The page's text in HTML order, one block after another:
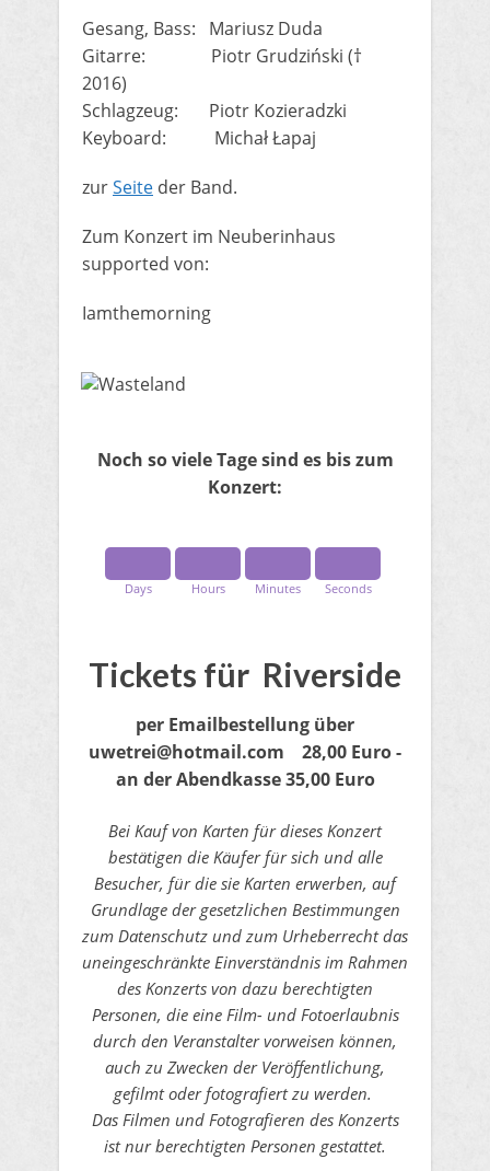
Gesang, Bass: Mariusz Duda
Gitarre: Piotr Grudziński (†
2016)
Schlagzeug: Piotr Kozieradzki
Keyboard: Michał Łapaj
zurSeite der Band.
Zum Konzert im Neuberinhaus
supported von:
Iamthemorning
Noch so viele Tage sind es bis zum
Konzert:
Days Hours Minutes Seconds
Tickets für ​Riverside
per Emailbestellung über
uwetrei@hotmail.com
28,00 Euro -
an der Abendkasse 35,00 Euro
Bei Kauf von Karten für dieses Konzert
bestätigen die Käufer für sich und alle
Besucher, für die sie Karten erwerben, auf
Grundlage der gesetzlichen Bestimmungen
zum Datenschutz und zum Urheberrecht das
uneingeschränkte Einverständnis im Rahmen
des Konzerts von dazu berechtigten
Personen, die eine Film- und Fotoerlaubnis
durch den Veranstalter vorweisen können,
auch zu Zwecken der Veröffentlichung,
gefilmt oder fotografiert zu werden.
Das Filmen und Fotografieren des Konzerts
ist nur berechtigten Personen gestattet.